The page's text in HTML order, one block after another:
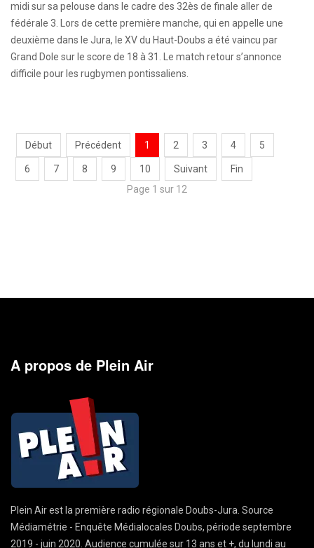
midi sur sa pelouse dans le cadre des 32ès de finale aller de
fédérale 3. Lors de cette première manche, qui en appelle une
deuxième dans le Jura, le XV du Haut-Doubs a été vaincu par
Grand Dole sur le score de 18 à 31. Le match retour s’annonce
difficile pour les rugbymen pontissaliens.
Début Précédent 1 2 3 4 5
6 7 8 9 10 Suivant
Fin
Page 1 sur 12
A propos de Plein Air
Plein Air est la première radio régionale Doubs-Jura. Source
Médiamétrie - Enquête Médialocales Doubs, période septembre
2019 - juin 2020. Audience cumulée sur 13 ans et +, du lundi au